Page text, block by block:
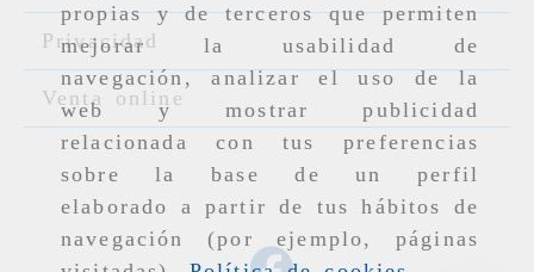
propias y de terceros que permiten
mejorar la usabilidad de
navegación, analizar el uso de la
web y mostrar publicidad
relacionada con tus preferencias
sobre la base de un perfil
elaborado a partir de tus hábitos de
navegación (por ejemplo, páginas
Privacidad
Venta online